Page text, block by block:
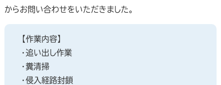
からお問い合わせをいただきました。
【作業内容】
・追い出し作業
・糞清掃
・侵入経路封鎖